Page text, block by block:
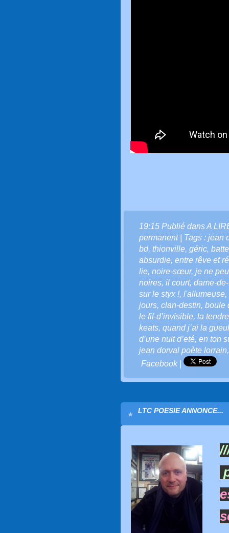
19:15 Publié dansA
permanent| Tags : jean
bd, thionville, géric,
absurdie, entre rêve et
lie, noire-sœur, je ne
noires, il court, dame-
sur le styx !, l'allumeuse,
jours, clan-destin, boule
le fil-d’invisible, la
keats, quand j’ai la
d’une nuit d’eté, en ton
jean dorval poète lorrain
Facebook|
LTC POESIE ANNONCE...